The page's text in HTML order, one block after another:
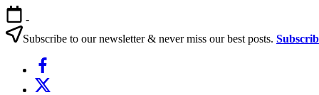
Skip
to
content
-
Subscribe to our newsletter & never miss our best posts.
Facebook
X